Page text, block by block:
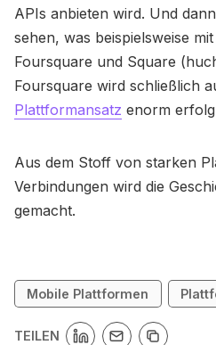
APIs anbieten wird. Und
sehen, was beispielsweise
Foursquare und Square
Foursquare wird schließlich
Plattformansatz enorm
Aus dem Stoff von starken
Verbindungen wird die
gemacht.
Mobile Plattformen
TEILEN